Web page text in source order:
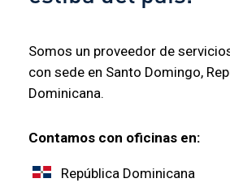
Somos un proveedor de
con sede en Santo Domingo,
Dominicana.
Contamos con oficinas en:
República Dominicana